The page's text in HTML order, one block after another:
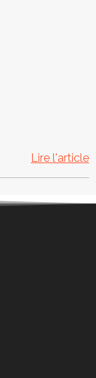
Lire l'article